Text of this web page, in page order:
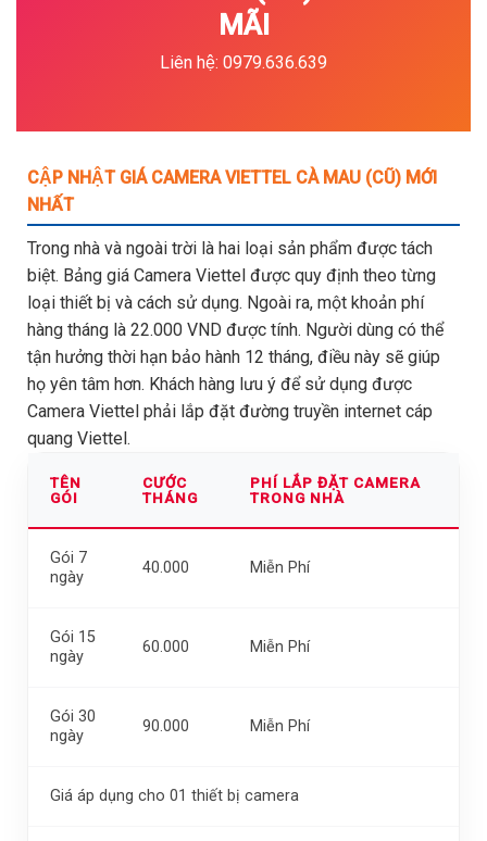
MÃI
Liên hệ: 0979.636.639
CẬP NHẬT GIÁ CAMERA VIETTEL CÀ MAU (CŨ) MỚI
NHẤT
Trong nhà và ngoài trời là hai loại sản phẩm được tách
biệt. Bảng giá Camera Viettel được quy định theo từng
loại thiết bị và cách sử dụng. Ngoài ra, một khoản phí
hàng tháng là 22.000 VND được tính. Người dùng có thể
tận hưởng thời hạn bảo hành 12 tháng, điều này sẽ giúp
họ yên tâm hơn. Khách hàng lưu ý để sử dụng được
Camera Viettel phải lắp đặt đường truyền internet cáp
quang Viettel.
TÊN
GÓI
CƯỚC
THÁNG
PHÍ LẮP ĐẶT CAMERA
TRONG NHÀ
Gói 7
ngày
40.000 Miễn Phí
Gói 15
ngày
60.000 Miễn Phí
Gói 30
ngày
90.000 Miễn Phí
Giá áp dụng cho 01 thiết bị camera